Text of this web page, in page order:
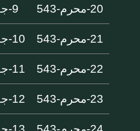
20-محرم-543 9-جوان-1148
21-محرم-543 10-جوان-1148
22-محرم-543 11-جوان-1148
23-محرم-543 12-جوان-1148